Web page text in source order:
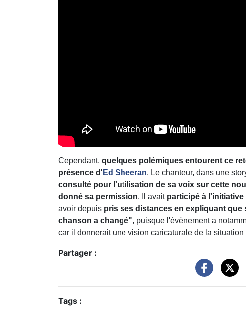
Cependant, quelques polémiques entourent ce
présence d' Ed Sheeran. Le chanteur, dans une
consulté pour l'utilisation de sa voix sur cette
donné sa permission. Il avaitparticipé à l'initiative
avoir depuis pris ses distances en expliquant que
chanson a changé", puisque l'évènement a
car il donnerait une vision caricaturale de la
Partager :
Tags :